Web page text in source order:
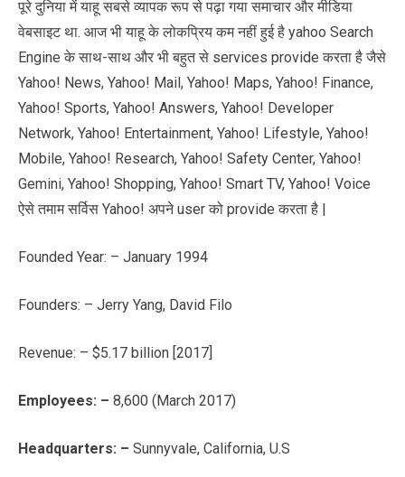
पूरे दुनिया में याहू सबसे व्यापक रूप से पढ़ा गया समाचार और मीडिया
वेबसाइट था. आज भी याहू के लोकप्रिय कम नहीं हुई है yahoo Search
Engine के साथ-साथ और भी बहुत से services provide करता है जैसे
Yahoo! News, Yahoo! Mail, Yahoo! Maps, Yahoo! Finance,
Yahoo! Sports, Yahoo! Answers, Yahoo! Developer
Network, Yahoo! Entertainment, Yahoo! Lifestyle, Yahoo!
Mobile, Yahoo! Research, Yahoo! Safety Center, Yahoo!
Gemini, Yahoo! Shopping, Yahoo! Smart TV, Yahoo! Voice
ऐसे तमाम सर्विस Yahoo! अपने user को provide करता है |
Founded Year: – January 1994
Founders: – Jerry Yang, David Filo
Revenue: – $5.17 billion [2017]
Employees: – 8,600 (March 2017)
Headquarters: – Sunnyvale, California, U.S